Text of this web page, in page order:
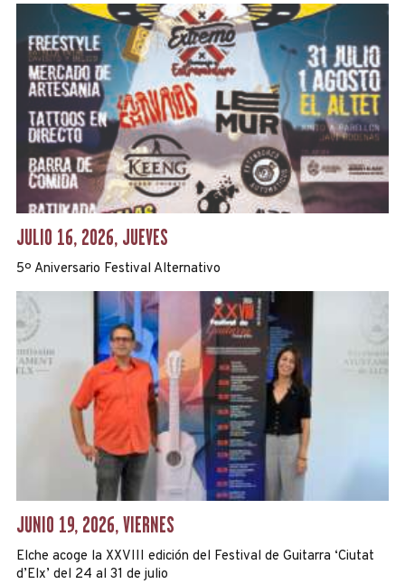
JULIO 16, 2026, JUEVES
5º Aniversario Festival Alternativo
JUNIO 19, 2026, VIERNES
Elche acoge la XXVIII edición del Festival de Guitarra ‘Ciutat
d’Elx’ del 24 al 31 de julio